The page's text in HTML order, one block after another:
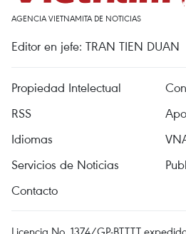
AGENCIA VIETNAMITA DE NOTICIAS
Editor en jefe: TRAN TIEN DUAN
Propiedad Intelectual
RSS
Idiomas
Servicios de Noticias
Contacto